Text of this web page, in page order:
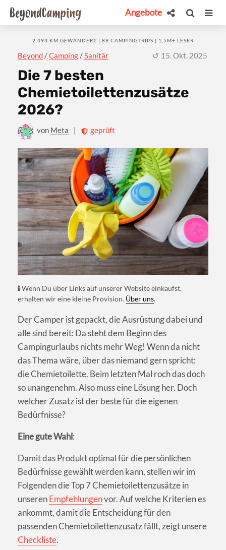
Angebote
Beyond /Camping /Sanitär
2.493 KM GEWANDERT | 89 CAMPINGTRIPS | 1,5M+ LESER
15. Okt. 2025
Die 7 besten
Chemietoilettenzusätze
2026?
von Meta geprüft
Wenn Du über Links auf unserer Website einkaufst,
erhalten wir eine kleine Provision. Über uns.
Der Camper ist gepackt, die Ausrüstung dabei und
alle sind bereit: Da steht dem Beginn des
Campingurlaubs nichts mehr Weg! Wenn da nicht
das Thema wäre, über das niemand gern spricht:
die Chemietoilette. Beim letzten Mal roch das doch
so unangenehm. Also muss eine Lösung her. Doch
welcher Zusatz ist der beste für die eigenen
Bedürfnisse?
Eine gute Wahl:
Damit das Produkt optimal für die persönlichen
Bedürfnisse gewählt werden kann, stellen wir im
Folgenden die Top 7 Chemietoilettenzusätze in
unserenEmpfehlungenvor. Auf welche Kriterien es
ankommt, damit die Entscheidung für den
passenden Chemietoilettenzusatz fällt, zeigt unsere
Checkliste.